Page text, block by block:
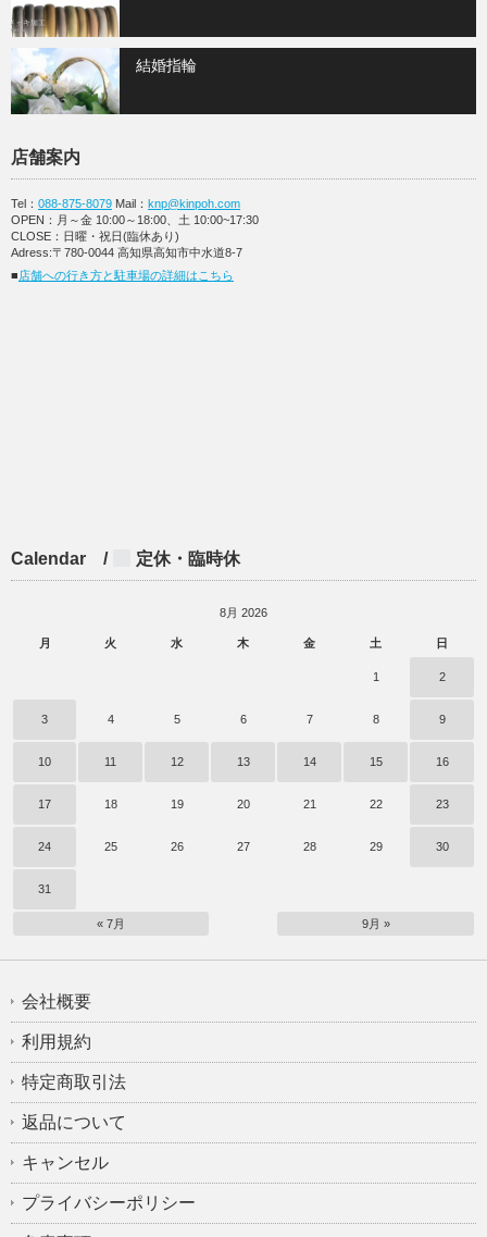
結婚指輪
店舗案内
Tel： 088-875-8079 Mail： knp@kinpoh.com
OPEN：月～金 10:00～18:00、土 10:00~17:30
CLOSE：日曜・祝日(臨休あり)
Adress:〒780-0044 高知県高知市中水道8-7
■店舗への行き方と駐車場の詳細はこちら
Calendar / 定休・臨時休
8月 2026
月 火 水 木 金 土 日
1 2
3 4 5 6 7 8 9
10 11 12 13 14 15 16
17 18 19 20 21 22 23
24 25 26 27 28 29 30
31
« 7月 9月 »
会社概要
利用規約
特定商取引法
返品について
キャンセル
プライバシーポリシー